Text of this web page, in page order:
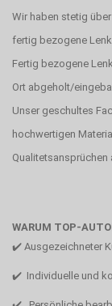
Wir haben stetig
fertig bezogene
Fertig bezogene
Ort abgeholt/
Unser geschultes
hochwertigen
Qualitetsansprüchen
WARUM TOP-
✔️ Ausgezeichneter
✔️ Individuelle und